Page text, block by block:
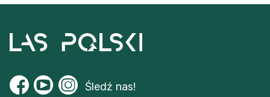
Śledź nas!